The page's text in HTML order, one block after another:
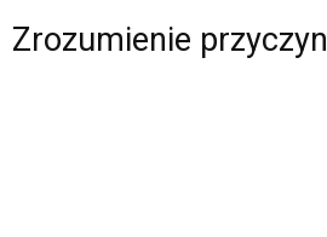
Zrozumienie przyczyn